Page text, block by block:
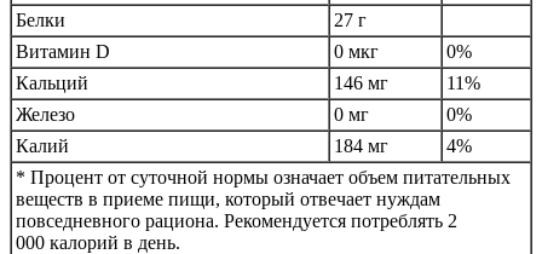
Белки
27 г
Витамин D
0 мкг
0%
Кальций
146 мг
11%
Железо
0 мг
0%
Калий
184 мг
4%
* Процент от суточной нормы означает объем питательных
веществ в приеме пищи, который отвечает нуждам
повседневного рациона. Рекомендуется потреблять 2
000 калорий в день.